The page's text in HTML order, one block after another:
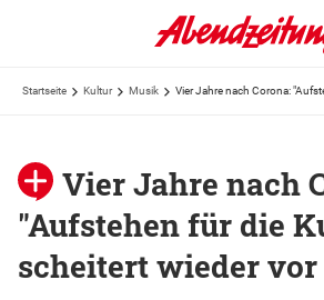
Startseite Kultur Musik
Vier Jahre nach
"Aufstehen für die
scheitert wieder